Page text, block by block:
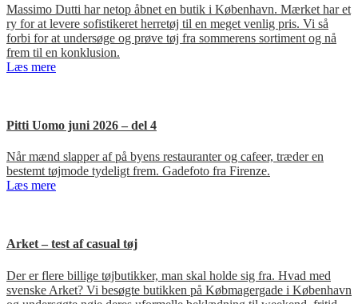
Massimo Dutti har netop åbnet en butik i København. Mærket har et
ry for at levere sofistikeret herretøj til en meget venlig pris. Vi så
forbi for at undersøge og prøve tøj fra sommerens sortiment og nå
frem til en konklusion.
Læs mere
Pitti Uomo juni 2026 – del 4
Når mænd slapper af på byens restauranter og cafeer, træder en
bestemt tøjmode tydeligt frem. Gadefoto fra Firenze.
Læs mere
Arket – test af casual tøj
Der er flere billige tøjbutikker, man skal holde sig fra. Hvad med
svenske Arket? Vi besøgte butikken på Købmagergade i København